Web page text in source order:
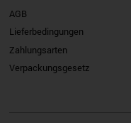
AGB
Lieferbedingungen
Zahlungsarten
Verpackungsgesetz